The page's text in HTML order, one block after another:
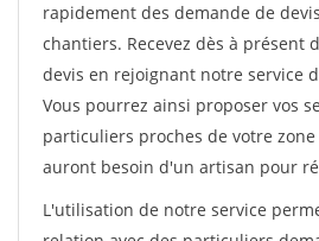
rapidement des demande de
chantiers. Recevez dès à présent
devis en rejoignant notre service
Vous pourrez ainsi proposer vos
particuliers proches de votre
auront besoin d'un artisan pour
L'utilisation de notre service